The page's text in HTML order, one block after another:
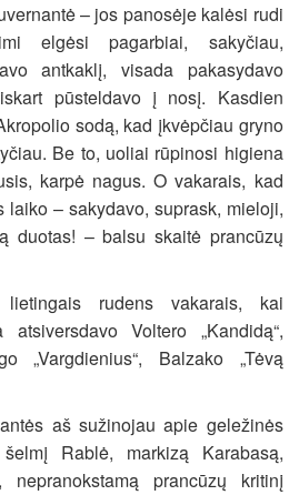
– jos panosėje kalėsi rudi
elgėsi pagarbiai, sakyčiau,
antkaklį, visada pakasydavo
pūsteldavo į nosį. Kasdien
sodą, kad įkvėpčiau gryno
Be to, uoliai rūpinosi higiena
karpė nagus. O vakarais, kad
laiko – sakydavo, suprask, mieloji,
duotas! – balsu skaitė prancūzų
rudens vakarais, kai
atsiversdavo Voltero „Kandidą“,
„Vargdienius“, Balzako „Tėvą
aš sužinojau apie geležinės
Rablė, markizą Karabasą,
nepranokstamą prancūzų kritinį